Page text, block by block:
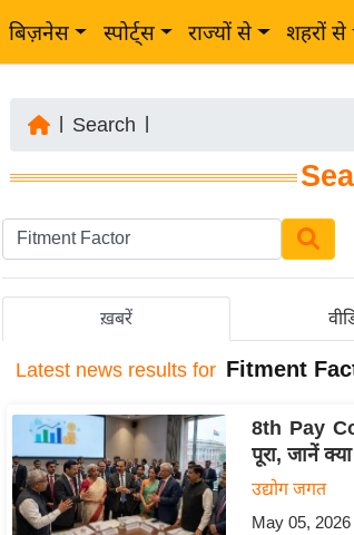
बिज़नेस स्पोर्ट्स राज्यों से शहरों से
Search
ख़बरें
Latest news results for Fitment
8th Pay
पूरा, जानें
उद्योग जगत
May 05, 2026